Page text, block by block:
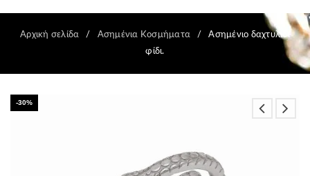
Αρχική σελίδα / Ασημένια Κοσμήματα /
Ασημένιο δαχτυλίδι
φίδι.
-30%